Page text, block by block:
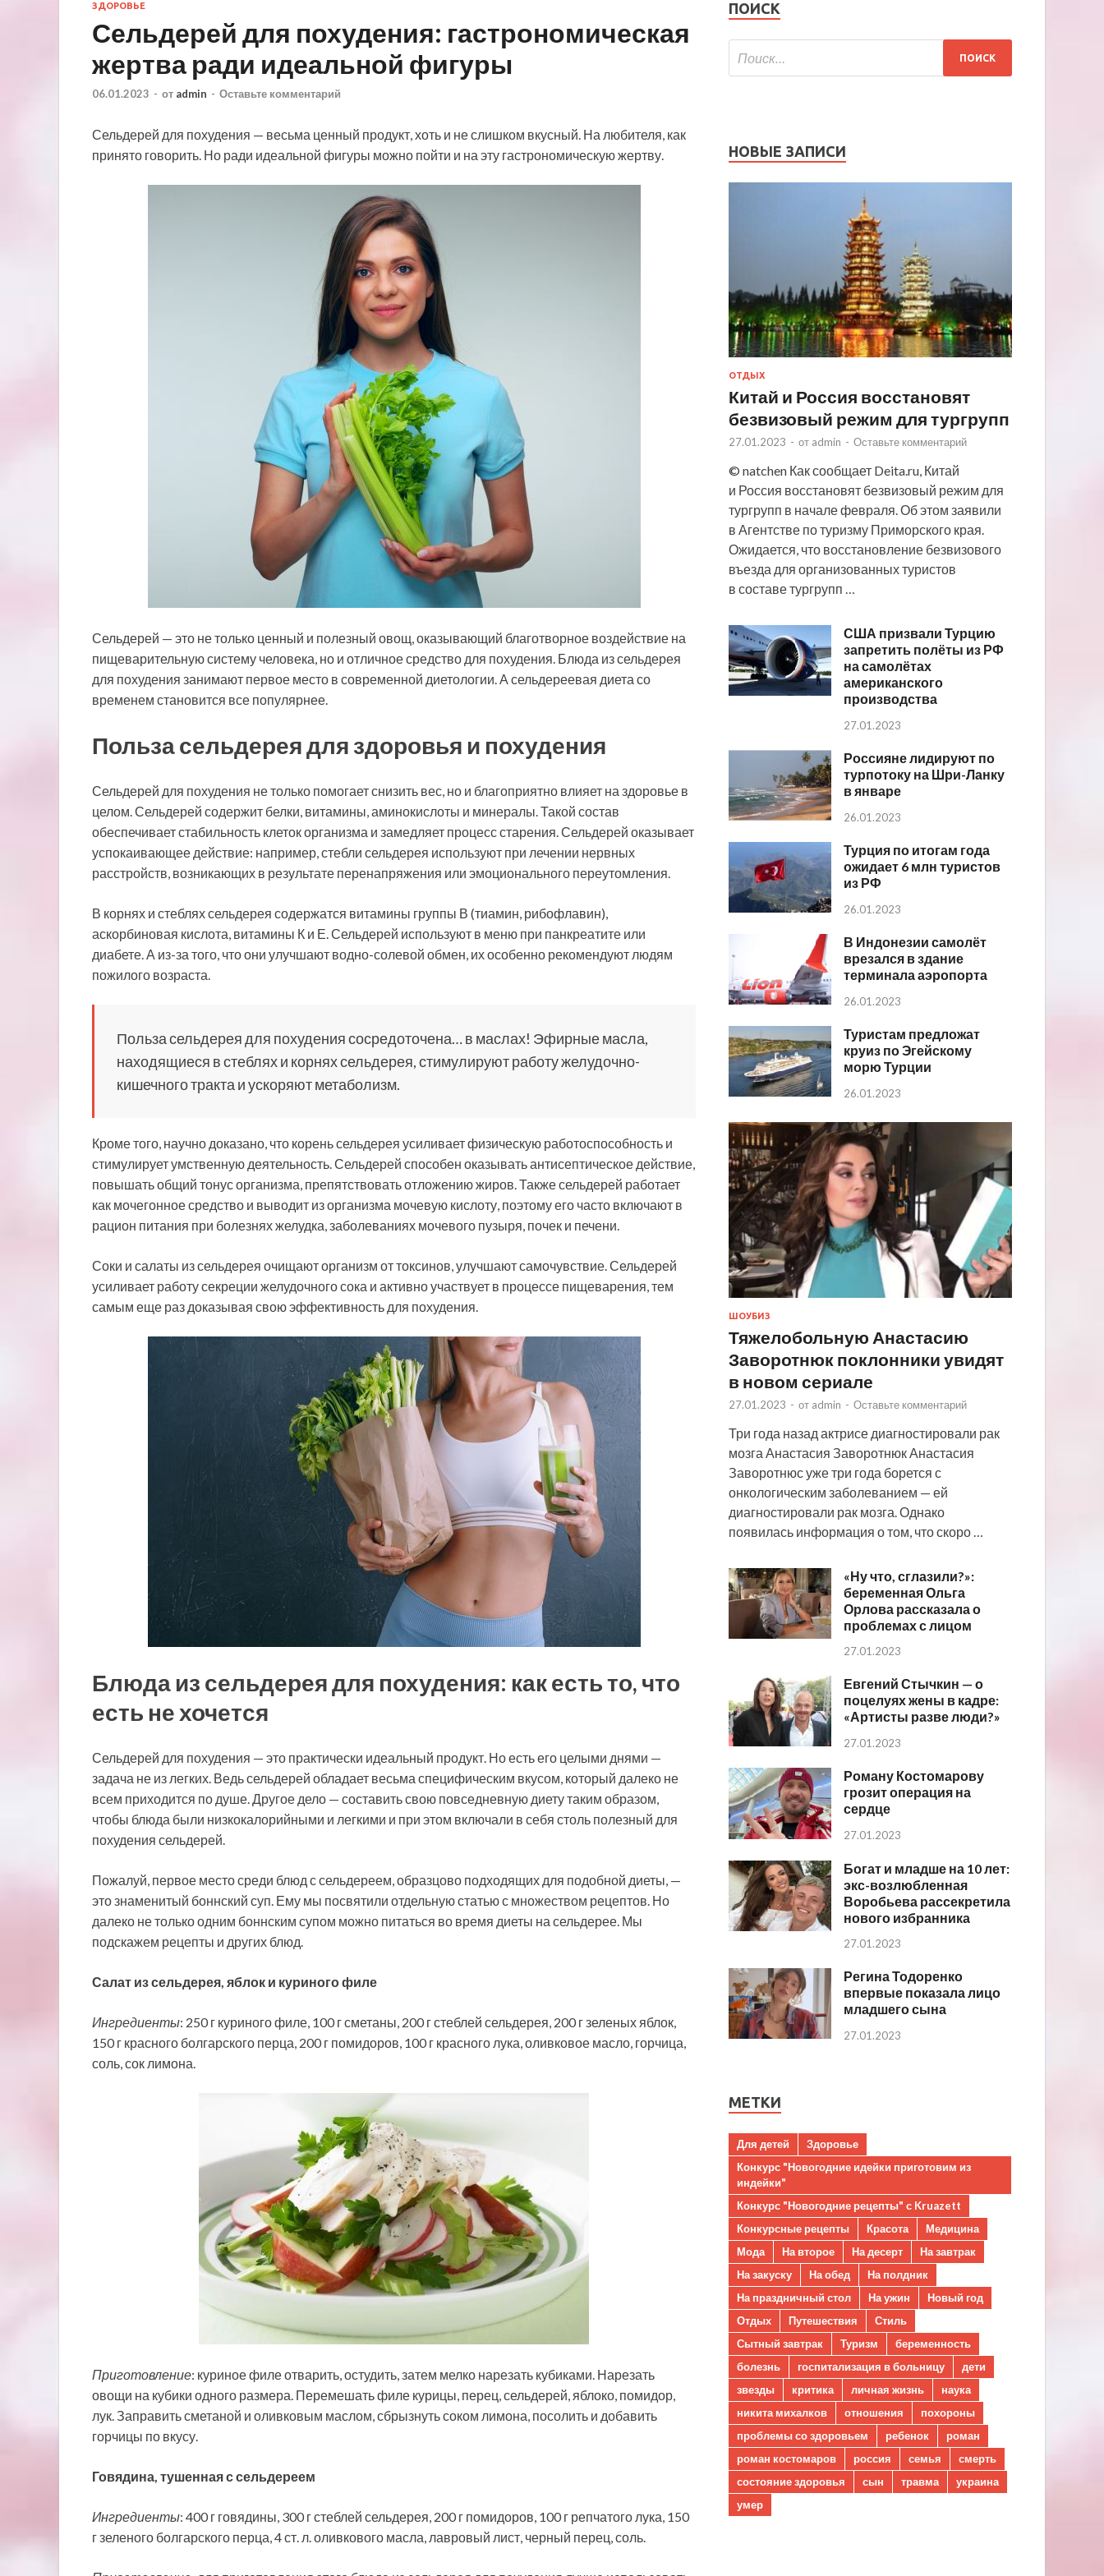
ЗДОРОВЬЕ
Сельдерей для похудения: гастрономическая
жертва ради идеальной фигуры
06.01.2023 - от admin - Оставьте комментарий
Сельдерей для похудения — весьма ценный продукт, хоть и не слишком вкусный. На любителя, как
принято говорить. Но ради идеальной фигуры можно пойти и на эту гастрономическую жертву.
Сельдерей — это не только ценный и полезный овощ, оказывающий благотворное воздействие на
пищеварительную систему человека, но и отличное средство для похудения. Блюда из сельдерея
для похудения занимают первое место в современной диетологии. А сельдереевая диета со
временем становится все популярнее.
Польза сельдерея для здоровья и похудения
Сельдерей для похудения не только помогает снизить вес, но и благоприятно влияет на здоровье в
целом. Сельдерей содержит белки, витамины, аминокислоты и минералы. Такой состав
обеспечивает стабильность клеток организма и замедляет процесс старения. Сельдерей оказывает
успокаивающее действие: например, стебли сельдерея используют при лечении нервных
расстройств, возникающих в результате перенапряжения или эмоционального переутомления.
В корнях и стеблях сельдерея содержатся витамины группы В (тиамин, рибофлавин),
аскорбиновая кислота, витамины К и Е. Сельдерей используют в меню при панкреатите или
диабете. А из-за того, что они улучшают водно-солевой обмен, их особенно рекомендуют людям
пожилого возраста.
Польза сельдерея для похудения сосредоточена… в маслах! Эфирные масла,
находящиеся в стеблях и корнях сельдерея, стимулируют работу желудочно-
кишечного тракта и ускоряют метаболизм.
Кроме того, научно доказано, что корень сельдерея усиливает физическую работоспособность и
стимулирует умственную деятельность. Сельдерей способен оказывать антисептическое действие,
повышать общий тонус организма, препятствовать отложению жиров. Также сельдерей работает
как мочегонное средство и выводит из организма мочевую кислоту, поэтому его часто включают в
рацион питания при болезнях желудка, заболеваниях мочевого пузыря, почек и печени.
Соки и салаты из сельдерея очищают организм от токсинов, улучшают самочувствие. Сельдерей
усиливает работу секреции желудочного сока и активно участвует в процессе пищеварения, тем
самым еще раз доказывая свою эффективность для похудения.
Блюда из сельдерея для похудения: как есть то, что
есть не хочется
Сельдерей для похудения — это практически идеальный продукт. Но есть его целыми днями —
задача не из легких. Ведь сельдерей обладает весьма специфическим вкусом, который далеко не
всем приходится по душе. Другое дело — составить свою повседневную диету таким образом,
чтобы блюда были низкокалорийными и легкими и при этом включали в себя столь полезный для
похудения сельдерей.
Пожалуй, первое место среди блюд с сельдереем, образцово подходящих для подобной диеты, —
это знаменитый боннский суп. Ему мы посвятили отдельную статью с множеством рецептов. Но
далеко не только одним боннским супом можно питаться во время диеты на сельдерее. Мы
подскажем рецепты и других блюд.
Салат из сельдерея, яблок и куриного филе
Ингредиенты: 250 г куриного филе, 100 г сметаны, 200 г стеблей сельдерея, 200 г зеленых яблок,
150 г красного болгарского перца, 200 г помидоров, 100 г красного лука, оливковое масло, горчица,
соль, сок лимона.
Приготовление: куриное филе отварить, остудить, затем мелко нарезать кубиками. Нарезать
овощи на кубики одного размера. Перемешать филе курицы, перец, сельдерей, яблоко, помидор,
лук. Заправить сметаной и оливковым маслом, сбрызнуть соком лимона, посолить и добавить
горчицы по вкусу.
Говядина, тушенная с сельдереем
Ингредиенты: 400 г говядины, 300 г стеблей сельдерея, 200 г помидоров, 100 г репчатого лука, 150
г зеленого болгарского перца, 4 ст. л. оливкового масла, лавровый лист, черный перец, соль.
ПОИСК
НОВЫЕ ЗАПИСИ
ОТДЫХ
Китай и Россия восстановят
безвизовый режим для тургрупп
27.01.2023 - от admin - Оставьте комментарий
© natchen Как сообщает Deita.ru, Китай
и Россия восстановят безвизовый режим для
тургрупп в начале февраля. Об этом заявили
в Агентстве по туризму Приморского края.
Ожидается, что восстановление безвизового
въезда для организованных туристов
в составе тургрупп …
США призвали Турцию
запретить полёты из РФ
на самолётах
американского
производства
27.01.2023
Россияне лидируют по
турпотоку на Шри-Ланку
в январе
26.01.2023
Турция по итогам года
ожидает 6 млн туристов
из РФ
26.01.2023
В Индонезии самолёт
врезался в здание
терминала аэропорта
26.01.2023
Туристам предложат
круиз по Эгейскому
морю Турции
26.01.2023
ШОУБИЗ
Тяжелобольную Анастасию
Заворотнюк поклонники увидят
в новом сериале
27.01.2023 - от admin - Оставьте комментарий
Три года назад актрисе диагностировали рак
мозга Анастасия Заворотнюк Анастасия
Заворотнюс уже три года борется с
онкологическим заболеванием — ей
диагностировали рак мозга. Однако
появилась информация о том, что скоро …
«Ну что, сглазили?»:
беременная Ольга
Орлова рассказала о
проблемах с лицом
27.01.2023
Евгений Стычкин — о
поцелуях жены в кадре:
«Артисты разве люди?»
27.01.2023
Роману Костомарову
грозит операция на
сердце
27.01.2023
Богат и младше на 10 лет:
экс-возлюбленная
Воробьева рассекретила
нового избранника
27.01.2023
Регина Тодоренко
впервые показала лицо
младшего сына
27.01.2023
МЕТКИ
Для детей
Здоровье
Конкурс "Новогодние идейки приготовим из
индейки"
Конкурс "Новогодние рецепты" с Kruazett
Конкурсные рецепты
Красота
Медицина
Мода
На второе На десерт
На завтрак
На закуску
На обед
На полдник
На праздничный стол
На ужин
Новый год
Отдых
Путешествия
Стиль
Сытный завтрак
Туризм
беременность
болезнь
госпитализация в больницу
дети
звезды
критика личная жизнь
наука
никита михалков
отношения
похороны
проблемы со здоровьем
ребенок
роман
роман костомаров
россия семья
смерть
состояние здоровья
сын травма
украина
умер